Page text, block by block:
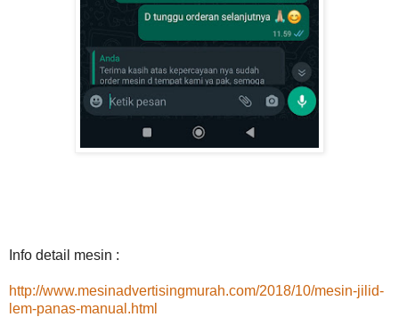
Info detail mesin :
http://www.mesinadvertisingmurah.com/2018/10/mesin-jilid-
lem-panas-manual.html